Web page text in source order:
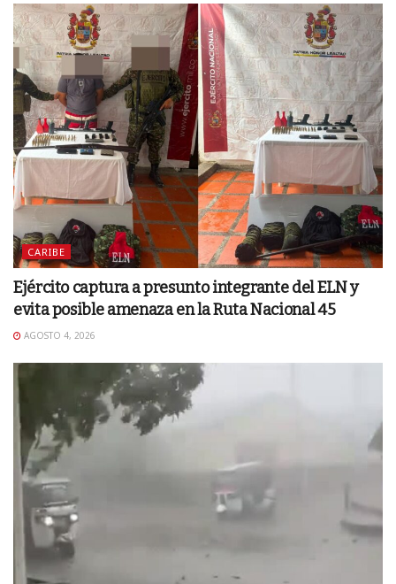
CARIBE
Ejército captura a presunto integrante del ELN y
evita posible amenaza en la Ruta Nacional 45
AGOSTO 4, 2026